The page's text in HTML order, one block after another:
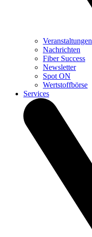
Veranstaltungen
Nachrichten
Fiber Success
Newsletter
Spot ON
Wertstoffbörse
Services